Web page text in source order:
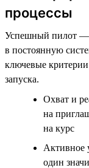
процессы
Успешный пилот —
в постоянную
ключевые
запуска.
Охват и
на
на курс
Активное
один